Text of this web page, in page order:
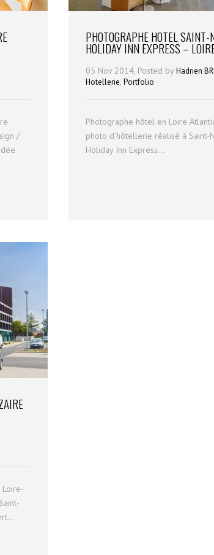
/
PHOTOGRAPHE HOTEL
HOLIDAY INN EXPRESS –
05 Nov 2014, Posted byHadrien
Hotellerie,Portfolio
Photographe hôtel en Loire
photo d'hôtellerie réalisé à Saint-
Holiday Inn Express...
Loire-